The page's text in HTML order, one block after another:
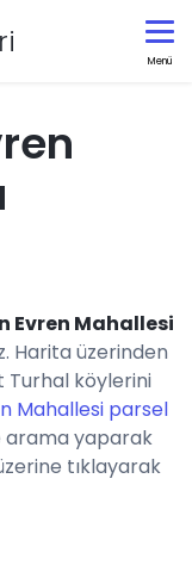
Menü
Evren Mahallesi
Harita üzerinden
Turhal köylerini
Mahallesi parsel
arama yaparak
tıklayarak